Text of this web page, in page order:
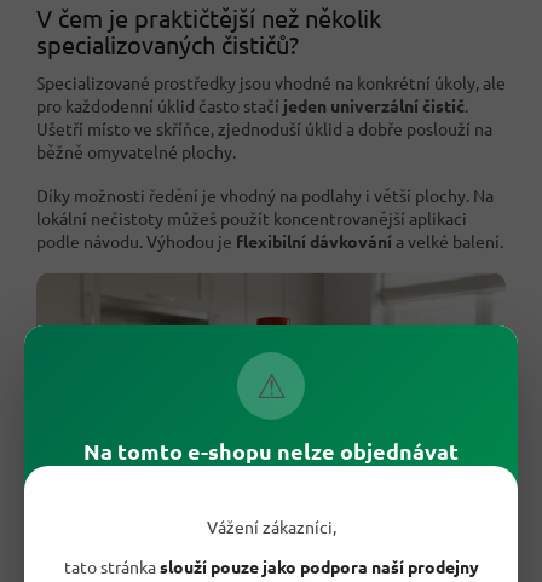
⚠
Na tomto e-shopu nelze objednávat
Vážení zákazníci,
tato stránkaslouží pouze jako podpora naší prodejny
V čem je praktičtější než několik
specializovaných čističů?
Specializované prostředky jsou vhodné na konkrétní úkoly, ale
pro každodenní úklid často stačí jeden univerzální čistič.
Ušetří místo ve skříňce, zjednoduší úklid a dobře poslouží na
běžně omyvatelné plochy.
Díky možnosti ředění je vhodný na podlahy i větší plochy. Na
lokální nečistoty můžeš použít koncentrovanější aplikaci
podle návodu. Výhodou je flexibilní dávkování a velké balení.